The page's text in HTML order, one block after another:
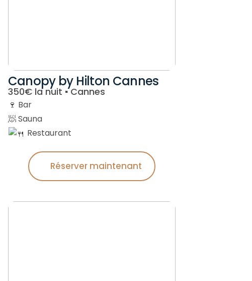
Canopy by Hilton Cannes
350€ la nuit ▪︎ Cannes
🍷 Bar
🧖 Sauna
Restaurant
Réserver maintenant